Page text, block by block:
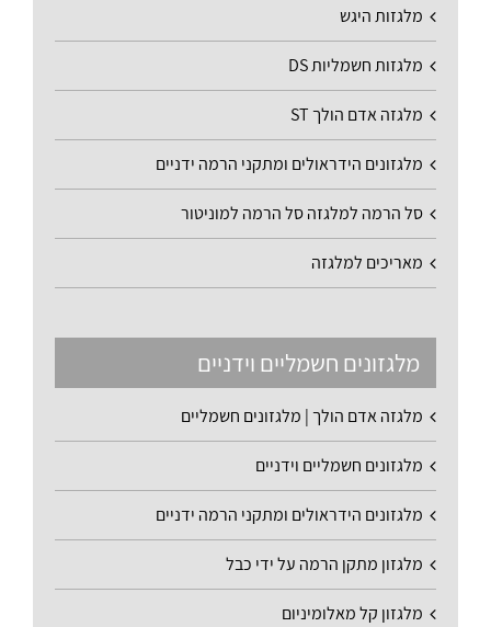
מלגזות היגש
מלגזות חשמליות DS
מלגזה אדם הולך ST
מלגזונים הידראולים ומתקני הרמה ידניים
סל הרמה למלגזה סל הרמה למוניטור
מאריכים למלגזה
מלגזונים חשמליים וידניים
מלגזה אדם הולך | מלגזונים חשמליים
מלגזונים חשמליים וידניים
מלגזונים הידראולים ומתקני הרמה ידניים
מלגזון מתקן הרמה על ידי כבל
מלגזון קל מאלומיניום